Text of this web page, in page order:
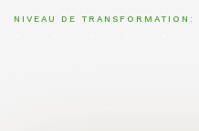
NIVEAU DE TRANSFORMATION